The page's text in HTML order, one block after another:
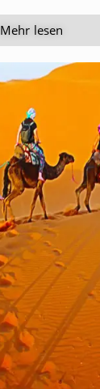
Mehr lesen